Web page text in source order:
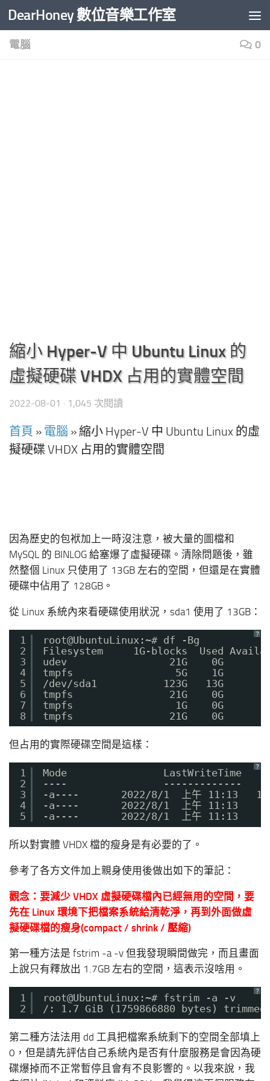
Skip to content
DearHoney 數位音樂工作室
電腦 0
縮小 Hyper-V 中 Ubuntu Linux 的
虛擬硬碟 VHDX 占用的實體空間
2022-08-01 · 1,045 次閱讀
首頁 » 電腦 »縮小 Hyper-V 中 Ubuntu Linux 的虛
擬硬碟 VHDX 占用的實體空間
因為歷史的包袱加上一時沒注意，被大量的圖檔和
MySQL 的 BINLOG 給塞爆了虛擬硬碟。清除問題後，雖
然整個 Linux 只使用了 13GB 左右的空間，但還是在實體
硬碟中佔用了 128GB。
從 Linux 系統內來看硬碟使用狀況，sda1 使用了 13GB：
？
1
2
3
4
5
6
7
8
root@UbuntuLinux:~# df -Bg
Filesystem     1G-blocks  Used
udev                 21G    0G
tmpfs                 5G    1G
/dev/sda1           123G   13G
tmpfs                21G    0G
tmpfs                 1G    0G
tmpfs                21G    0G
但占用的實際硬碟空間是這樣：
？
1
2
3
4
5
Mode                LastWriteTime
----                -------------
-a----       2022/8/1  上午 11:13
-a----       2022/8/1  上午 11:13
-a----       2022/8/1  上午 11:13
所以對實體 VHDX 檔的瘦身是有必要的了。
參考了各方文件加上親身使用後做出如下的筆記：
觀念：要減少 VHDX 虛擬硬碟檔內已經無用的空間，要
先在 Linux 環境下把檔案系統給清乾淨，再到外面做虛
擬硬碟檔的瘦身(compact / shrink / 壓縮)
第一種方法是 fstrim -a -v 但我發現瞬間做完，而且畫面
上說只有釋放出 1.7GB 左右的空間，這表示沒啥用。
？
1
2
root@UbuntuLinux:~# fstrim -a -v
/: 1.7 GiB (1759866880 bytes)
第二種方法法用 dd 工具把檔案系統剩下的空間全部填上
0，但是請先評估自己系統內是否有什麼服務是會因為硬
碟爆掉而不正常暫停且會有不良影響的。以我來說，我